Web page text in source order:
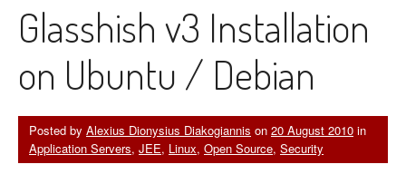
r
a
e
o
r
k
Glasshish v3 Installation
on Ubuntu / Debian
Posted by Alexius Dionysius Diakogiannis on 20 August 2010 in
Application Servers, JEE, Linux, Open Source, Security